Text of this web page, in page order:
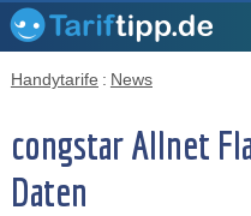
Handytarife : News
congstar Allnet
Daten